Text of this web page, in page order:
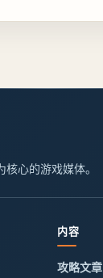
心的游戏媒体。
内容
攻略文章